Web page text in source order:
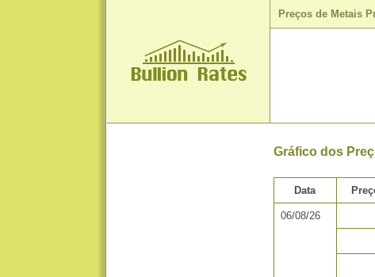
Preços de Metais
Gráfico dos
Data
06/08/26